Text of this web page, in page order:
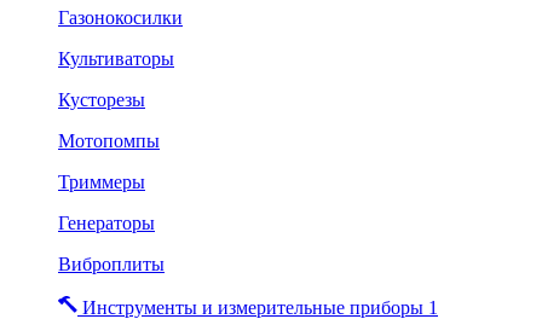
Газонокосилки
Культиваторы
Кусторезы
Мотопомпы
Триммеры
Генераторы
Виброплиты
Инструменты и измерительные приборы 1